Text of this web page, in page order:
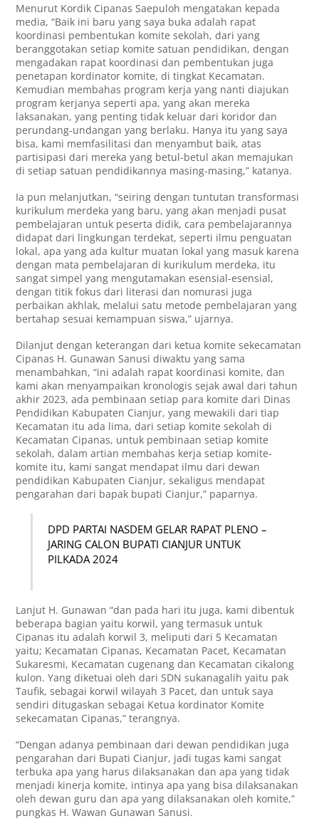
Menurut Kordik Cipanas Saepuloh mengatakan kepada
media, “Baik ini baru yang saya buka adalah rapat
koordinasi pembentukan komite sekolah, dari yang
beranggotakan setiap komite satuan pendidikan, dengan
mengadakan rapat koordinasi dan pembentukan juga
penetapan kordinator komite, di tingkat Kecamatan.
Kemudian membahas program kerja yang nanti diajukan
program kerjanya seperti apa, yang akan mereka
laksanakan, yang penting tidak keluar dari koridor dan
perundang-undangan yang berlaku. Hanya itu yang saya
bisa, kami memfasilitasi dan menyambut baik, atas
partisipasi dari mereka yang betul-betul akan memajukan
di setiap satuan pendidikannya masing-masing,” katanya.
Ia pun melanjutkan, “seiring dengan tuntutan transformasi
kurikulum merdeka yang baru, yang akan menjadi pusat
pembelajaran untuk peserta didik, cara pembelajarannya
didapat dari lingkungan terdekat, seperti ilmu penguatan
lokal, apa yang ada kultur muatan lokal yang masuk karena
dengan mata pembelajaran di kurikulum merdeka, itu
sangat simpel yang mengutamakan esensial-esensial,
dengan titik fokus dari literasi dan nomurasi juga
perbaikan akhlak, melalui satu metode pembelajaran yang
bertahap sesuai kemampuan siswa,” ujarnya.
Dilanjut dengan keterangan dari ketua komite sekecamatan
Cipanas H. Gunawan Sanusi diwaktu yang sama
menambahkan, “ini adalah rapat koordinasi komite, dan
kami akan menyampaikan kronologis sejak awal dari tahun
akhir 2023, ada pembinaan setiap para komite dari Dinas
Pendidikan Kabupaten Cianjur, yang mewakili dari tiap
Kecamatan itu ada lima, dari setiap komite sekolah di
Kecamatan Cipanas, untuk pembinaan setiap komite
sekolah, dalam artian membahas kerja setiap komite-
komite itu, kami sangat mendapat ilmu dari dewan
pendidikan Kabupaten Cianjur, sekaligus mendapat
pengarahan dari bapak bupati Cianjur,” paparnya.
DPD PARTAI NASDEM GELAR RAPAT PLENO –
JARING CALON BUPATI CIANJUR UNTUK
PILKADA 2024
Lanjut H. Gunawan “dan pada hari itu juga, kami dibentuk
beberapa bagian yaitu korwil, yang termasuk untuk
Cipanas itu adalah korwil 3, meliputi dari 5 Kecamatan
yaitu; Kecamatan Cipanas, Kecamatan Pacet, Kecamatan
Sukaresmi, Kecamatan cugenang dan Kecamatan cikalong
kulon. Yang diketuai oleh dari SDN sukanagalih yaitu pak
Taufik, sebagai korwil wilayah 3 Pacet, dan untuk saya
sendiri ditugaskan sebagai Ketua kordinator Komite
sekecamatan Cipanas,” terangnya.
“Dengan adanya pembinaan dari dewan pendidikan juga
pengarahan dari Bupati Cianjur, jadi tugas kami sangat
terbuka apa yang harus dilaksanakan dan apa yang tidak
menjadi kinerja komite, intinya apa yang bisa dilaksanakan
oleh dewan guru dan apa yang dilaksanakan oleh komite,”
pungkas H. Wawan Gunawan Sanusi.